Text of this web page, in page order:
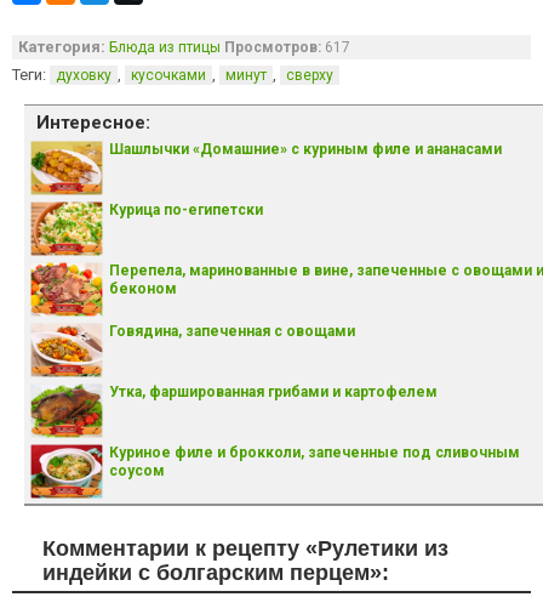
Категория: Блюда из птицы Просмотров: 617
Теги: духовку , кусочками , минут , сверху
Интересное:
Шашлычки «Домашние» с куриным филе и ананасами
Курица по-египетски
Перепела, маринованные в вине, запеченные с овощами и
беконом
Говядина, запеченная с овощами
Утка, фаршированная грибами и картофелем
Куриное филе и брокколи, запеченные под сливочным
соусом
Комментарии к рецепту «Рулетики из
индейки с болгарским перцем»: